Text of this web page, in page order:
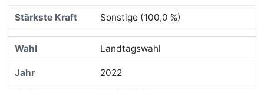
Sonstige (100,0 %)
Landtagswahl
2022